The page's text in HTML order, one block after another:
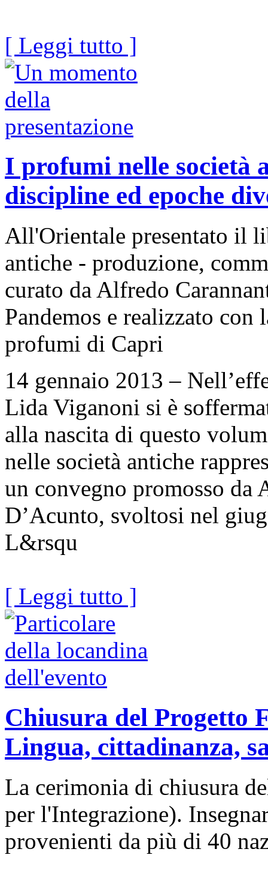
[ Leggi tutto ]
I profumi nelle società
discipline ed epoche
All'Orientale presentato il
antiche - produzione,
curato da Alfredo
Pandemos e realizzato
profumi di Capri
14 gennaio 2013 –
Lida Viganoni si è
alla nascita di questo
nelle società antiche
un convegno promosso da
D’Acunto, svoltosi nel
L&rsqu
[ Leggi tutto ]
Chiusura del Progetto
Lingua, cittadinanza,
La cerimonia di chiusura
per l'Integrazione).
provenienti da più di 40